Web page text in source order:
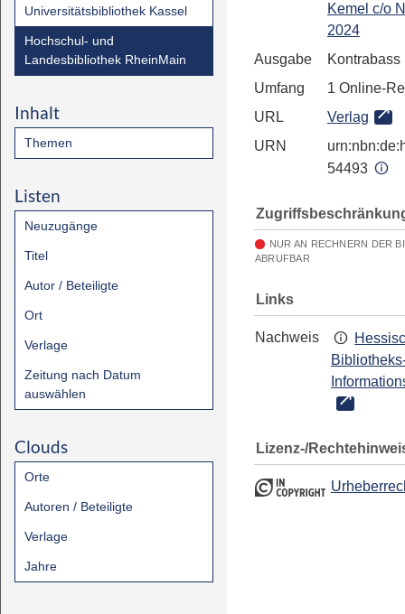
Universitätsbibliothek Kassel
Hochschul- und
Landesbibliothek RheinMain
Inhalt
Themen
Listen
Neuzugänge
Titel
Autor / Beteiligte
Ort
Verlage
Zeitung nach Datum
auswählen
Clouds
Orte
Autoren / Beteiligte
Verlage
Jahre
Kemel c/o
2024
Ausgabe
Kontrabass
Umfang
1 Online-
URL
Verlag
URN
54493
NUR AN RECHNERN DER
ABRUFBAR
Links
Nachweis
Lizenz-/